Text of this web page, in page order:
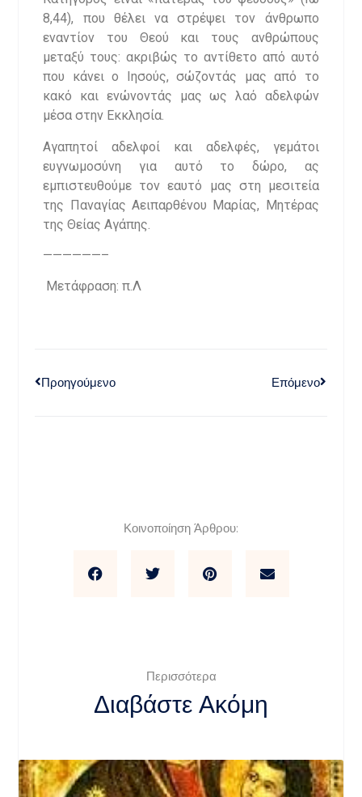
8,44), που θέλει να στρέψει τον άνθρωπο
εναντίον του Θεού και τους ανθρώπους
μεταξύ τους: ακριβώς το αντίθετο από αυτό
που κάνει ο Ιησούς, σώζοντάς μας από το
κακό και ενώνοντάς μας ως λαό αδελφών
μέσα στην Εκκλησία.
Αγαπητοί αδελφοί και αδελφές, γεμάτοι
ευγνωμοσύνη για αυτό το δώρο, ας
εμπιστευθούμε τον εαυτό μας στη μεσιτεία
της Παναγίας Αειπαρθένου Μαρίας, Μητέρας
της Θείας Αγάπης.
——————–
Μετάφραση: π.Λ
Προηγούμενο Επόμενο
Κοινοποίηση Άρθρου:
Περισσότερα
Διαβάστε Ακόμη